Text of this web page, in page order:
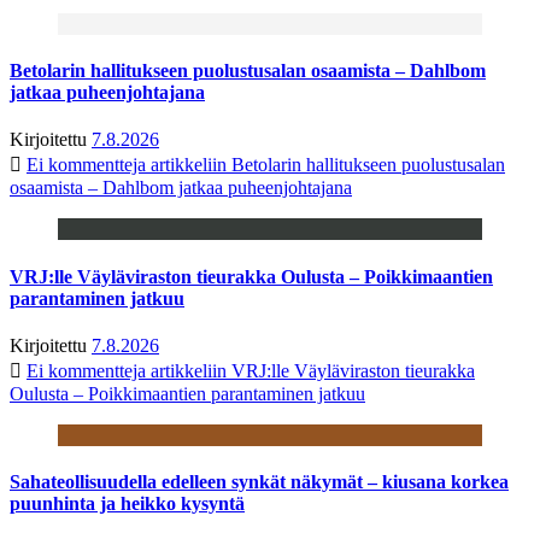
Betolarin hallitukseen puolustusalan osaamista – Dahlbom
jatkaa puheenjohtajana
Kirjoitettu 7.8.2026
Ei kommentteja artikkeliin Betolarin hallitukseen puolustusalan
osaamista – Dahlbom jatkaa puheenjohtajana
VRJ:lle Väyläviraston tieurakka Oulusta – Poikkimaantien
parantaminen jatkuu
Kirjoitettu 7.8.2026
Ei kommentteja artikkeliin VRJ:lle Väyläviraston tieurakka
Oulusta – Poikkimaantien parantaminen jatkuu
Sahateollisuudella edelleen synkät näkymät – kiusana korkea
puunhinta ja heikko kysyntä